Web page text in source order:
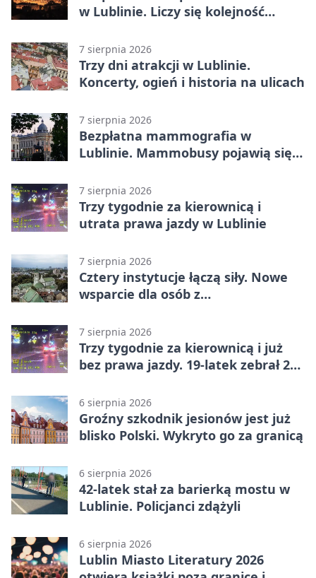
w Lublinie. Liczy się kolejność
7 sierpnia 2026
Trzy dni atrakcji w Lublinie.
Koncerty, ogień i historia na ulicach
7 sierpnia 2026
Bezpłatna mammografia w
Lublinie. Mammobusy pojawią się
7 sierpnia 2026
Trzy tygodnie za kierownicą i
utrata prawa jazdy w Lublinie
7 sierpnia 2026
Cztery instytucje łączą siły. Nowe
wsparcie dla osób z
7 sierpnia 2026
Trzy tygodnie za kierownicą i już
bez prawa jazdy. 19-latek zebrał 23
6 sierpnia 2026
Groźny szkodnik jesionów jest już
blisko Polski. Wykryto go za granicą
6 sierpnia 2026
42-latek stał za barierką mostu w
Lublinie. Policjanci zdążyli
6 sierpnia 2026
Lublin Miasto Literatury 2026